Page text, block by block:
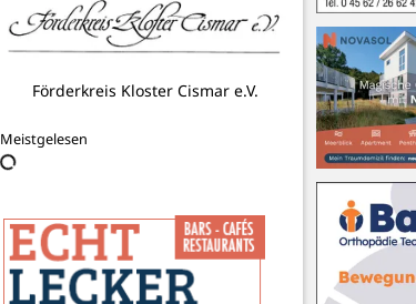
Förderkreis Kloster Cismar e.V.
Meistgelesen